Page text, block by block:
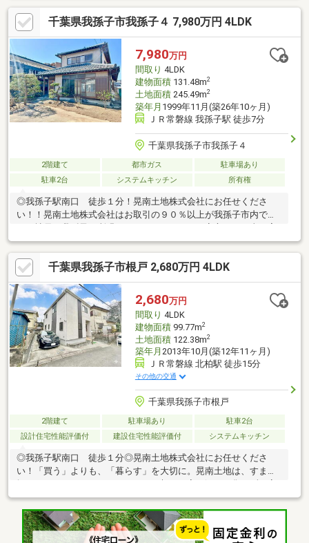
す・南東側に幅員約16mの公道があり開放的・緑が豊かで環境の
良いエリアです◆◇ご案内・詳細資料のご請求はお気軽にどうぞ
◇◆TEL：047-362-0888----------【お支払い例】月々48052円（頭
金ナシで購入OK！）ぜひご検討ください♪（1680万円 / 1.08％ /
35年）今のお家賃と比べていかがでしょうか？
千葉県我孫子市我孫子４ 7,980万円 4LDK
7,980万円
間取り 4LDK
建物面積131.48m2
土地面積245.49m2
築年月 1999年11月(築26年10ヶ月)
ＪＲ常磐線 我孫子駅 徒歩7分
千葉県我孫子市我孫子４
2階建て 都市ガス
駐車場あり
駐車2台
システムキッチン 所有権
◎我孫子駅南口 徒歩１分！晃南土地株式会社にお任せくださ
い！！晃南土地株式会社はお取引の９０％以上が我孫子市内で
内もしっかり対応！！住宅ローン相談もみなさまお気軽にいただ
いております。晃南土地株式会社：電話番号【０４－７１８２－
６６６２】担当 山口【090-7182-3297】までお問合せください
千葉県我孫子市根戸 2,680万円 4LDK
2,680万円
間取り 4LDK
建物面積99.77m2
土地面積122.38m2
築年月 2013年10月(築12年11ヶ月)
ＪＲ常磐線 北柏駅 徒歩15分
その他の交通
千葉県我孫子市根戸
2階建て 駐車場あり
駐車2台
設計住宅性能評価付
建設住宅性能評価付 システムキッチン
◎我孫子駅南口 徒歩１分◎晃南土地株式会社にお任せくださ
い！「買う」よりも、「暮らす」を大切に。晃南土地は、すまい
にサポートします。我孫子で35年以上、“安心して暮らせる家”を
一緒に考えてきました。理想のすまいを、一緒に見つけましょ
う！晃南土地株式会社：電話番号【０４－７１８２－６６６２】
担当 西村【090-8493-3913】までお問合せください